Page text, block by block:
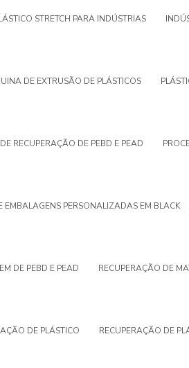
STRETCH PARA INDÚSTRIAS
DE EXTRUSÃO DE PLÁSTICOS
RECUPERAÇÃO DE PEBD E PEAD
EMBALAGENS PERSONALIZADAS EM BLACK
DE PEBD E PEAD RECUPERAÇÃO DE
DE PLÁSTICO RECUPERAÇÃO DE